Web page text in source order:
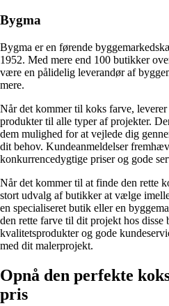
Bygma
Bygma er en førende
1952. Med mere end 100 butikker
være en pålidelig leverandør af
mere.
Når det kommer til koks farve,
produkter til alle typer af projekter.
dem mulighed for at vejlede dig
dit behov. Kundeanmeldelser
konkurrencedygtige priser og gode
Når det kommer til at finde den rette
stort udvalg af butikker at vælge
en specialiseret butik eller en
den rette farve til dit projekt hos disse
kvalitetsprodukter og gode
med dit malerprojekt.
Opnå den perfekte
pris